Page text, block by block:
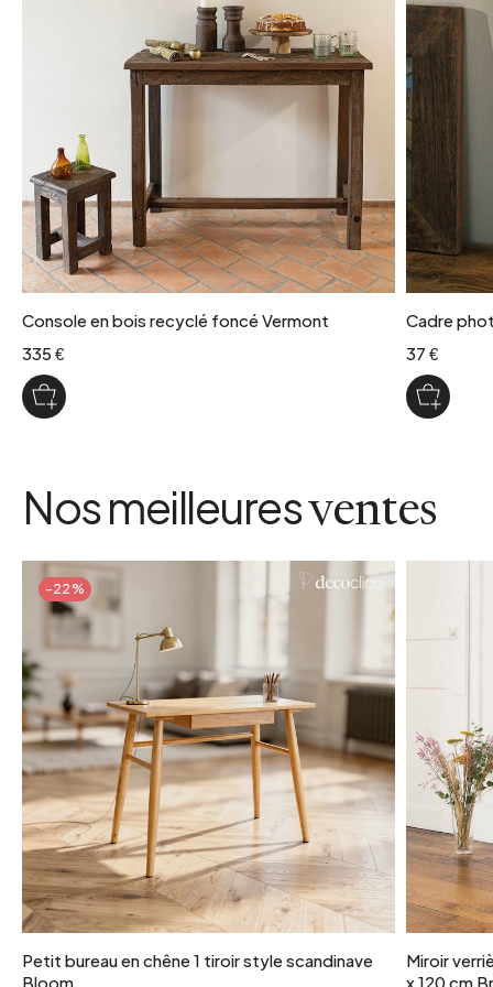
Console en bois recyclé foncé Vermont
335 €
Cadre
37 €
Nos meilleuresventes
-22%
Petit bureau en chêne 1 tiroir style scandinave
Bloom
Miroir
x 120 cm